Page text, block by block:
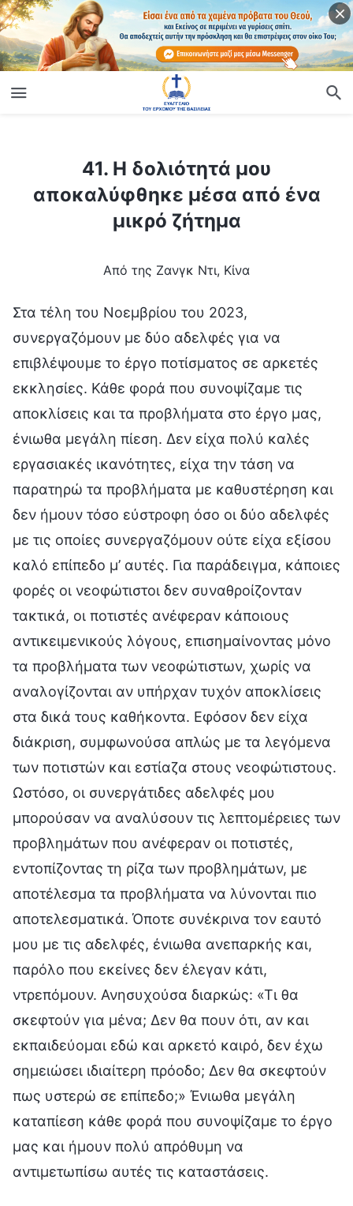
41. Η δολιότητά μου
αποκαλύφθηκε μέσα από ένα
μικρό ζήτημα
Από της Ζανγκ Ντι, Κίνα
Στα τέλη του Νοεμβρίου του 2023,
συνεργαζόμουν με δύο αδελφές για να
επιβλέψουμε το έργο ποτίσματος σε αρκετές
εκκλησίες. Κάθε φορά που συνοψίζαμε τις
αποκλίσεις και τα προβλήματα στο έργο μας,
ένιωθα μεγάλη πίεση. Δεν είχα πολύ καλές
εργασιακές ικανότητες, είχα την τάση να
παρατηρώ τα προβλήματα με καθυστέρηση και
δεν ήμουν τόσο εύστροφη όσο οι δύο αδελφές
με τις οποίες συνεργαζόμουν ούτε είχα εξίσου
καλό επίπεδο μ’ αυτές. Για παράδειγμα, κάποιες
φορές οι νεοφώτιστοι δεν συναθροίζονταν
τακτικά, οι ποτιστές ανέφεραν κάποιους
αντικειμενικούς λόγους, επισημαίνοντας μόνο
τα προβλήματα των νεοφώτιστων, χωρίς να
αναλογίζονται αν υπήρχαν τυχόν αποκλίσεις
στα δικά τους καθήκοντα. Εφόσον δεν είχα
διάκριση, συμφωνούσα απλώς με τα λεγόμενα
των ποτιστών και εστίαζα στους νεοφώτιστους.
Ωστόσο, οι συνεργάτιδες αδελφές μου
μπορούσαν να αναλύσουν τις λεπτομέρειες των
προβλημάτων που ανέφεραν οι ποτιστές,
εντοπίζοντας τη ρίζα των προβλημάτων, με
αποτέλεσμα τα προβλήματα να λύνονται πιο
αποτελεσματικά. Όποτε συνέκρινα τον εαυτό
μου με τις αδελφές, ένιωθα ανεπαρκής και,
παρόλο που εκείνες δεν έλεγαν κάτι,
ντρεπόμουν. Ανησυχούσα διαρκώς: «Τι θα
σκεφτούν για μένα; Δεν θα πουν ότι, αν και
εκπαιδεύομαι εδώ και αρκετό καιρό, δεν έχω
σημειώσει ιδιαίτερη πρόοδο; Δεν θα σκεφτούν
πως υστερώ σε επίπεδο;» Ένιωθα μεγάλη
καταπίεση κάθε φορά που συνοψίζαμε το έργο
μας και ήμουν πολύ απρόθυμη να
αντιμετωπίσω αυτές τις καταστάσεις.